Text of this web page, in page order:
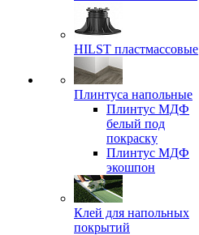
HILST пластмассовые
Плинтуса напольные
Плинтус МДФ
белый под
покраску
Плинтус МДФ
экошпон
Клей для напольных
покрытий